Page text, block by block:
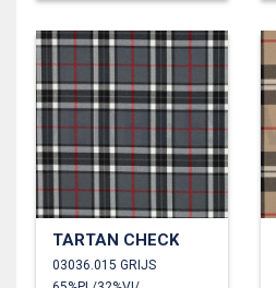
TARTAN CHECK
03036.015 GRIJS